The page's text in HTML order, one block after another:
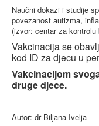
Naučni dokazi i studije
povezanost autizma,
(izvor: centar za
Vakcinacija se
kod ID za djecu u
Vakcinacijom
druge djece.
Autor: dr Biljana Ivelja